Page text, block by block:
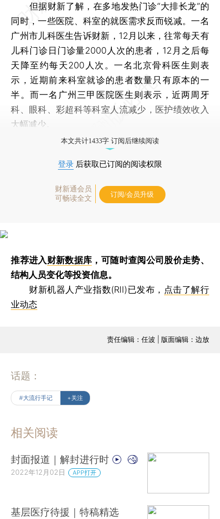
但据财新了解，在多地发热门诊“大排长龙”的
同时，一些医院、科室的就医需求反而锐减。一名
广州市儿科医生告诉财新，12月以来，往常每天有
儿科门诊日门诊量2000人次的患者，12月之后每
天降至约每天200人次。一名北京骨科医生则表
示，近期前来科室就诊的患者数量只有原本的一
半。而一名广州三甲医院医生则表示，近两周牙
科、眼科、彩超科等科室人流减少，医护绩效收入
大幅减少。
本文共计1433字 订阅后继续阅读
登录 后获取已订阅的阅读权限
财新通会员
可畅读全文
订阅/会员升级
推荐进入财新数据库 ，可随时查阅公司股价走势、
结构人员变化等投资信息。
财新机器人产业指数(RII)已发布， 点击了解行
业动态
责任编辑：任波 | 版面编辑：边放
话题：
#大流行手记 +关注
相关阅读
封面报道｜解封进行时
2022年12月02日 APP打开
基层医疗待援｜特稿精选